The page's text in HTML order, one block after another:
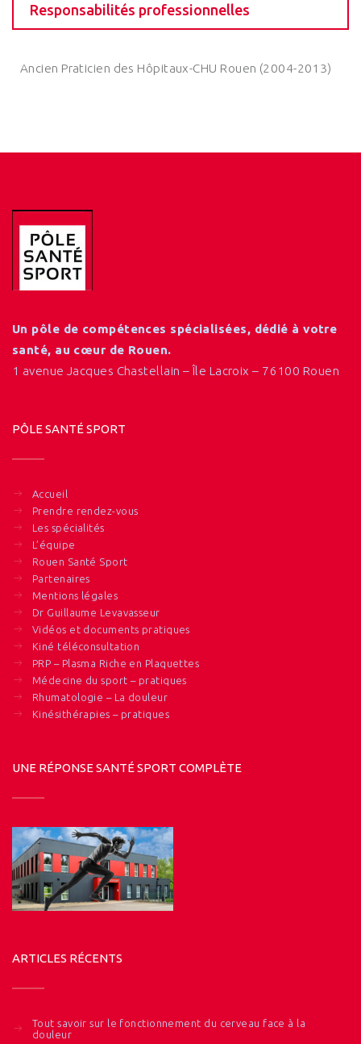
Responsabilités professionnelles
Ancien Praticien des Hôpitaux-CHU Rouen (2004-2013)
Un pôle de compétences spécialisées, dédié à votre
santé, au cœur de Rouen.
1 avenue Jacques Chastellain – Île Lacroix – 76100 Rouen
PÔLE SANTÉ SPORT
Accueil
Prendre rendez-vous
Les spécialités
L’équipe
Rouen Santé Sport
Partenaires
Mentions légales
Dr Guillaume Levavasseur
Vidéos et documents pratiques
Kiné téléconsultation
PRP – Plasma Riche en Plaquettes
Médecine du sport – pratiques
Rhumatologie – La douleur
Kinésithérapies – pratiques
UNE RÉPONSE SANTÉ SPORT COMPLÈTE
ARTICLES RÉCENTS
Tout savoir sur le fonctionnement du cerveau face à la
douleur